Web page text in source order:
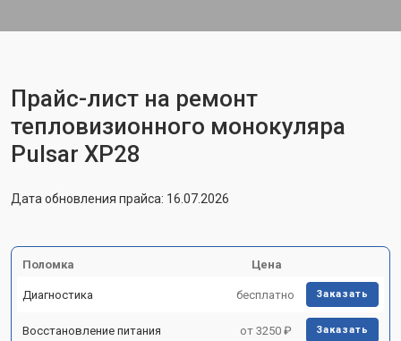
Прайс-лист на ремонт
тепловизионного монокуляра
Pulsar XP28
Дата обновления прайса: 16.07.2026
Поломка Цена
Диагностика бесплатно Заказать
Восстановление питания от 3250 ₽ Заказать